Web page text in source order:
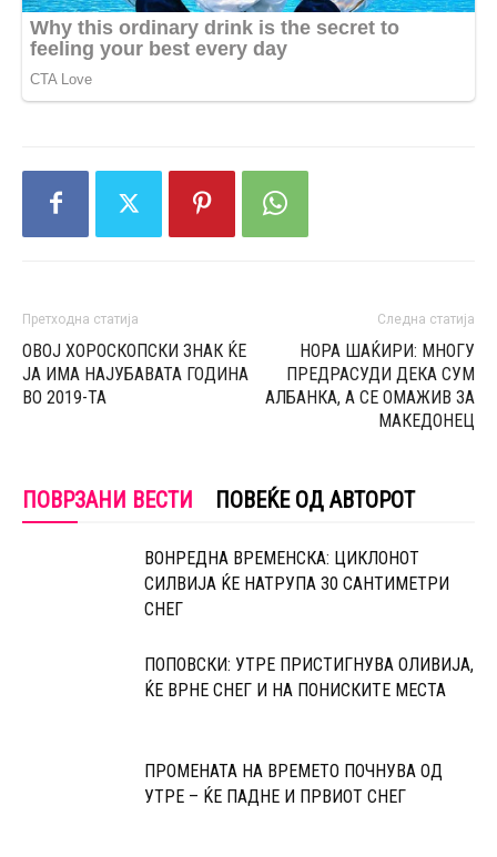
Претходна статија
ОВОЈ ХОРОСКОПСКИ ЗНАК ЌЕ
ЈА ИМА НАЈУБАВАТА ГОДИНА
ВО 2019-ТА
Следна статија
НОРА ШАЌИРИ: МНОГУ
ПРЕДРАСУДИ ДЕКА СУМ
АЛБАНКА, А СЕ ОМАЖИВ ЗА
МАКЕДОНЕЦ
ПОВРЗАНИ ВЕСТИ ПОВЕЌЕ ОД АВТОРОТ
ВОНРЕДНА ВРЕМЕНСКА: ЦИКЛОНОТ
СИЛВИЈА ЌЕ НАТРУПА 30 САНТИМЕТРИ
СНЕГ
ПОПОВСКИ: УТРЕ ПРИСТИГНУВА ОЛИВИЈА,
ЌЕ ВРНЕ СНЕГ И НА ПОНИСКИТЕ МЕСТА
ПРОМЕНАТА НА ВРЕМЕТО ПОЧНУВА ОД
УТРЕ – ЌЕ ПАДНЕ И ПРВИОТ СНЕГ